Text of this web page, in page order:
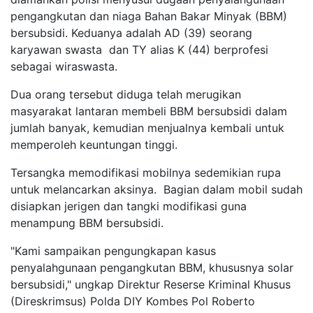
pengangkutan dan niaga Bahan Bakar Minyak (BBM)
bersubsidi. Keduanya adalah AD (39) seorang
karyawan swasta dan TY alias K (44) berprofesi
sebagai wiraswasta.
Dua orang tersebut diduga telah merugikan
masyarakat lantaran membeli BBM bersubsidi dalam
jumlah banyak, kemudian menjualnya kembali untuk
memperoleh keuntungan tinggi.
Tersangka memodifikasi mobilnya sedemikian rupa
untuk melancarkan aksinya. Bagian dalam mobil sudah
disiapkan jerigen dan tangki modifikasi guna
menampung BBM bersubsidi.
"Kami sampaikan pengungkapan kasus
penyalahgunaan pengangkutan BBM, khususnya solar
bersubsidi," ungkap Direktur Reserse Kriminal Khusus
(Direskrimsus) Polda DIY Kombes Pol Roberto